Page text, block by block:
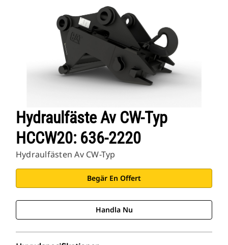
Hydraulfäste Av CW-Typ
HCCW20: 636-2220
Hydraulfästen Av CW-Typ
Begär En Offert
Handla Nu